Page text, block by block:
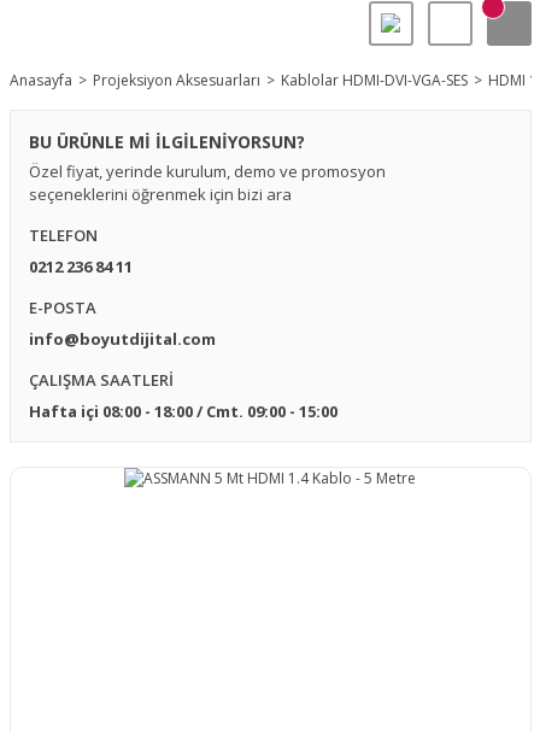
Anasayfa Projeksiyon Aksesuarları Kablolar HDMI-DVI-VGA-SES HDMI
BU ÜRÜNLE Mİ İLGİLENİYORSUN?
Özel fiyat, yerinde kurulum, demo ve promosyon
seçeneklerini öğrenmek için bizi ara
TELEFON
0212 236 84 11
E-POSTA
info@boyutdijital.com
ÇALIŞMA SAATLERİ
Hafta içi 08:00 - 18:00 / Cmt. 09:00 - 15:00